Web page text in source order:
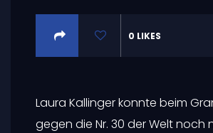
0 LIKES
Laura Kallinger konnte beim
gegen die Nr. 30 der Welt noch